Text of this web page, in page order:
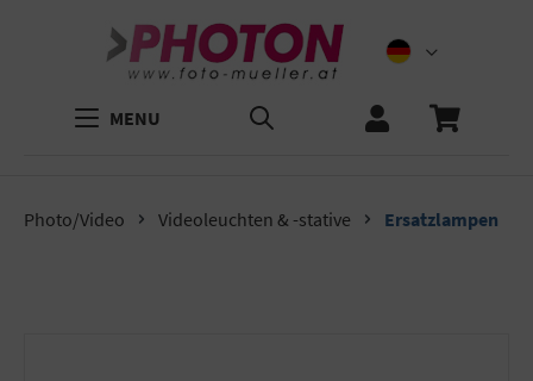
MENU
Photo/Video Videoleuchten & -stative Ersatzlampen